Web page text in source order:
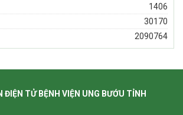
1406
30170
2090764
ĐIỆN TỬ BỆNH VIỆN UNG BƯỚU TỈNH